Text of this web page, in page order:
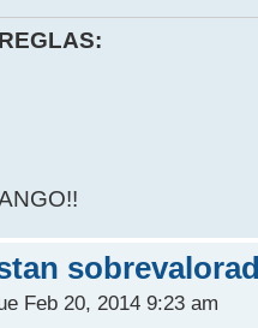
Feb 20, 2014 9:23 am